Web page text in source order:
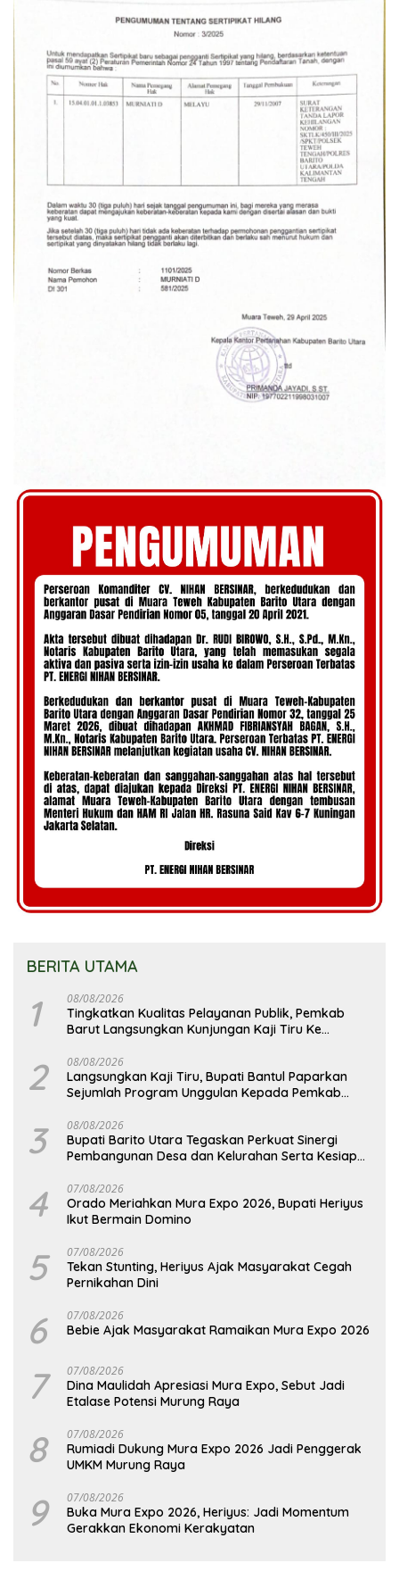
BERITA UTAMA
1 08/08/2026
Tingkatkan Kualitas Pelayanan Publik, Pemkab
Barut Langsungkan Kunjungan Kaji Tiru Ke
2 08/08/2026
Langsungkan Kaji Tiru, Bupati Bantul Paparkan
Sejumlah Program Unggulan Kepada Pemkab
3 08/08/2026
Bupati Barito Utara Tegaskan Perkuat Sinergi
Pembangunan Desa dan Kelurahan Serta Kesiapan
4 07/08/2026
Orado Meriahkan Mura Expo 2026, Bupati Heriyus
Ikut Bermain Domino
5 07/08/2026
Tekan Stunting, Heriyus Ajak Masyarakat Cegah
Pernikahan Dini
6 07/08/2026
Bebie Ajak Masyarakat Ramaikan Mura Expo 2026
7 07/08/2026
Dina Maulidah Apresiasi Mura Expo, Sebut Jadi
Etalase Potensi Murung Raya
8 07/08/2026
Rumiadi Dukung Mura Expo 2026 Jadi Penggerak
UMKM Murung Raya
9 07/08/2026
Buka Mura Expo 2026, Heriyus: Jadi Momentum
Gerakkan Ekonomi Kerakyatan